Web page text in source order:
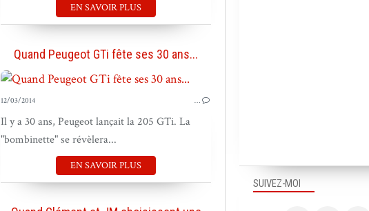
EN SAVOIR PLUS
PUB EN FRANCE
Quand Peugeot GTi fête ses 30 ans...
12/03/2014 …
Il y a 30 ans, Peugeot lançait la 205 GTi. La
"bombinette" se révèlera...
EN SAVOIR PLUS
SUIVEZ-MOI